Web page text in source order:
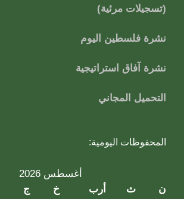
(تسجيلات مرئية)
نشرة فلسطين اليوم
نشرة آفاق استراتيجية
التحميل المجاني
المحفوظات اليومية:
أغسطس 2026
ن
ث أرب خ ج